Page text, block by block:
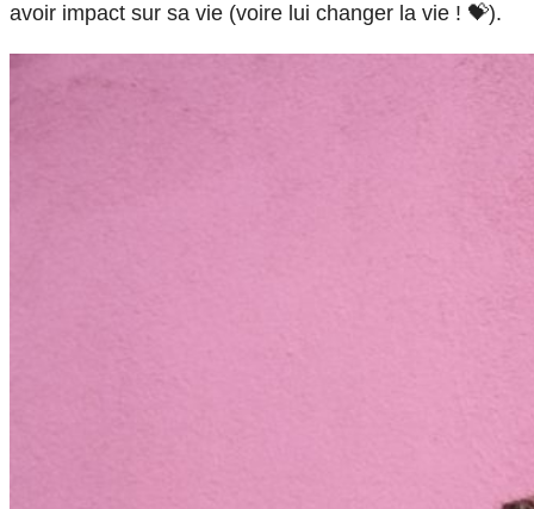
avoir impact sur sa vie (voire lui changer la vie ! 💝).